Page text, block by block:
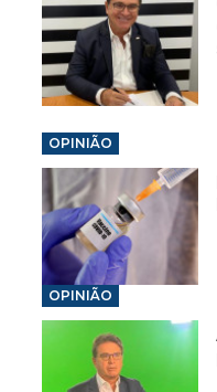
OPINIÃO
OPINIÃO